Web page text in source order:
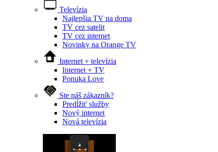
Televízia
Najlepšia TV na doma
TV cez satelit
TV cez internet
Novinky na Orange TV
Internet + televízia
Internet + TV
Ponuka Love
Ste náš zákazník?
Predĺžiť služby
Nový internet
Nová televízia